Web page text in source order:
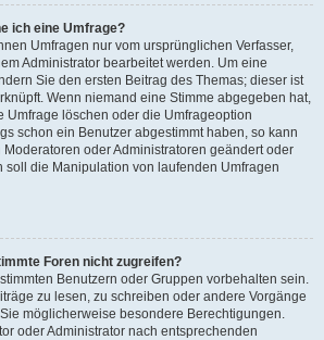
ich eine Umfrage?
Umfragen nur vom ursprünglichen Verfasser,
Administrator bearbeitet werden. Um eine
Sie den ersten Beitrag des Themas; dieser ist
Wenn niemand eine Stimme abgegeben hat,
Umfrage löschen oder die Umfrageoption
schon ein Benutzer abgestimmt haben, so kann
oder Administratoren geändert oder
soll die Manipulation von laufenden Umfragen
Foren nicht zugreifen?
Benutzern oder Gruppen vorbehalten sein.
zu lesen, zu schreiben oder andere Vorgänge
möglicherweise besondere Berechtigungen.
oder Administrator nach entsprechenden